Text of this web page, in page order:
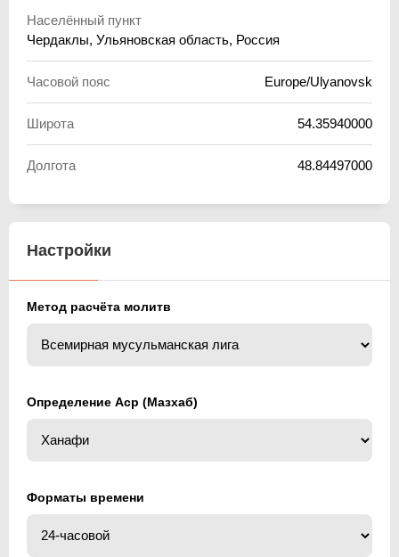
Населённый пункт
Чердаклы, Ульяновская область, Россия
Часовой пояс Europe/Ulyanovsk
Широта 54.35940000
Долгота 48.84497000
Настройки
Метод расчёта молитв
Определение Аср (Мазхаб)
Форматы времени